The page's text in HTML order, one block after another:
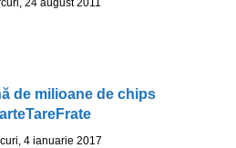
24 august 2011
de milioane de chips
4 ianuarie 2017